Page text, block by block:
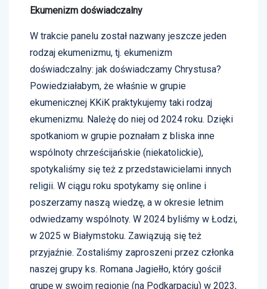
Ekumenizm doświadczalny
W trakcie panelu został nazwany jeszcze jeden
rodzaj ekumenizmu, tj. ekumenizm
doświadczalny: jak doświadczamy Chrystusa?
Powiedziałabym, że właśnie w grupie
ekumenicznej KKiK praktykujemy taki rodzaj
ekumenizmu. Należę do niej od 2024 roku. Dzięki
spotkaniom w grupie poznałam z bliska inne
wspólnoty chrześcijańskie (niekatolickie),
spotykaliśmy się też z przedstawicielami innych
religii. W ciągu roku spotykamy się online i
poszerzamy naszą wiedzę, a w okresie letnim
odwiedzamy wspólnoty. W 2024 byliśmy w Łodzi,
w 2025 w Białymstoku. Zawiązują się też
przyjaźnie. Zostaliśmy zaproszeni przez członka
naszej grupy ks. Romana Jagiełło, który gościł
grupę w swoim regionie (na Podkarpaciu) w 2023,